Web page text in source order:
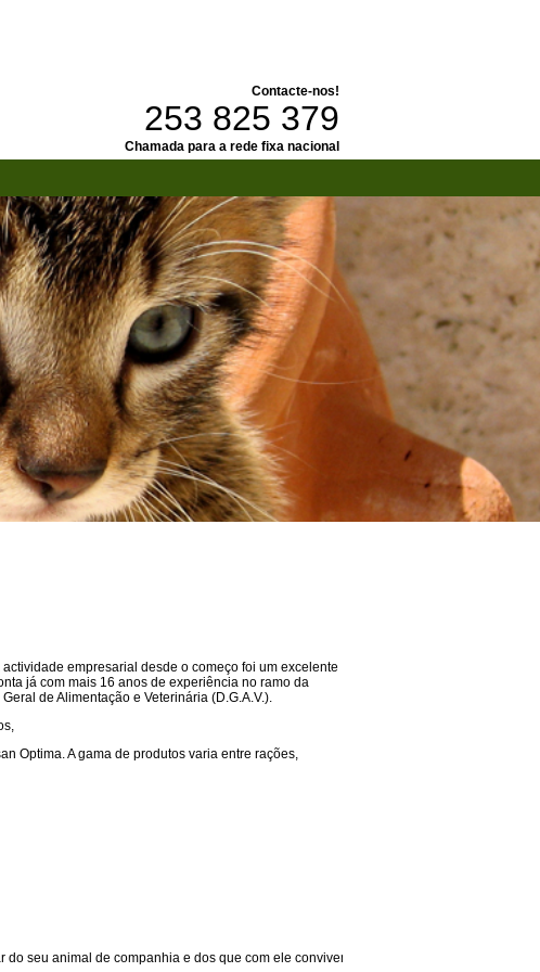
Contacte-nos!
253 825 379
Chamada para a rede fixa nacional
empresarial desde o começo foi um excelente
já com mais 16 anos de experiência no ramo da
de Alimentação e Veterinária (D.G.A.V.).
Optima. A gama de produtos varia entre rações,
animal de companhia e dos que com ele convivem